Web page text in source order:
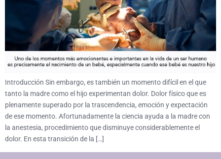
Introducción Sin embargo, es también un momento difícil en el que
tanto la madre como el hijo experimentan dolor. Dolor físico que es
plenamente superado por la trascendencia, emoción y expectación
de ese momento. Afortunadamente la ciencia ayuda a la madre con
la anestesia, procedimiento que disminuye considerablemente el
dolor. En esta transición de la […]